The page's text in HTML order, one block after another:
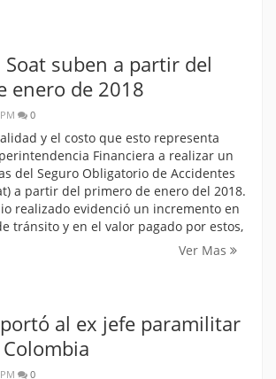
Soat suben a partir del
enero de 2018
0
y el costo que esto representa
Financiera a realizar un
del Seguro Obligatorio de Accidentes
a partir del primero de enero del 2018.
realizado evidenció un incremento en
tránsito y en el valor pagado por estos,
Ver Mas
al ex jefe paramilitar
0